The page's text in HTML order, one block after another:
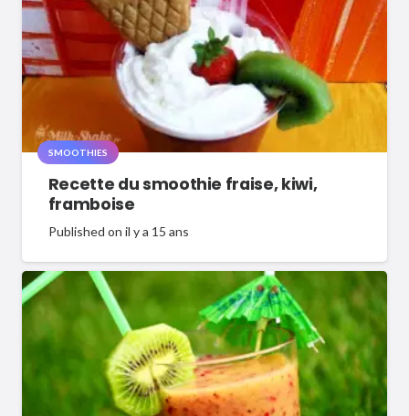
SMOOTHIES
Recette du smoothie fraise, kiwi,
framboise
Published on il y a 15 ans